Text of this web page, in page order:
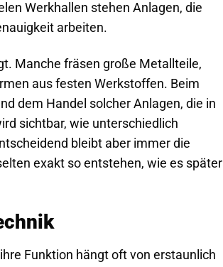
Werkhallen stehen Anlagen, die
arbeiten.
Manche fräsen große Metallteile,
aus festen Werkstoffen. Beim
dem Handel solcher Anlagen, die in
sichtbar, wie unterschiedlich
bleibt aber immer die
exakt so entstehen, wie es später
Funktion hängt oft von erstaunlich